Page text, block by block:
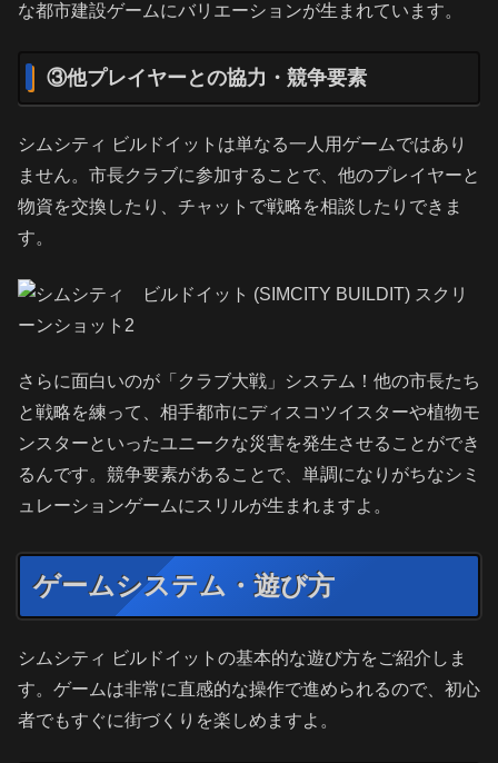
な都市建設ゲームにバリエーションが生まれています。
③他プレイヤーとの協力・競争要素
シムシティ ビルドイットは単なる一人用ゲームではあり
ません。市長クラブに参加することで、他のプレイヤーと
物資を交換したり、チャットで戦略を相談したりできま
す。
さらに面白いのが「クラブ大戦」システム！他の市長たち
と戦略を練って、相手都市にディスコツイスターや植物モ
ンスターといったユニークな災害を発生させることができ
るんです。競争要素があることで、単調になりがちなシミ
ュレーションゲームにスリルが生まれますよ。
ゲームシステム・遊び方
シムシティ ビルドイットの基本的な遊び方をご紹介しま
す。ゲームは非常に直感的な操作で進められるので、初心
者でもすぐに街づくりを楽しめますよ。